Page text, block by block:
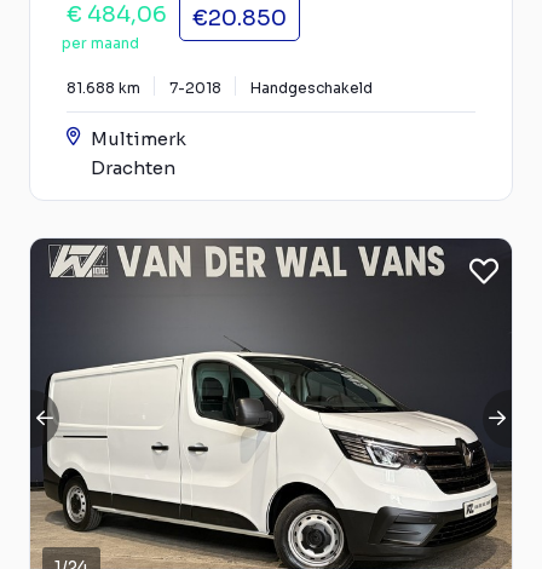
€ 484,06
per maand
€20.850
81.688 km 7-2018 Handgeschakeld
Multimerk
Drachten